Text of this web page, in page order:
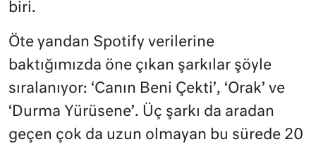
biri.
Öte yandan Spotify verilerine
baktığımızda öne çıkan şarkılar şöyle
sıralanıyor: ‘Canın Beni Çekti’, ‘Orak’ ve
‘Durma Yürüsene’. Üç şarkı da aradan
geçen çok da uzun olmayan bu sürede 20